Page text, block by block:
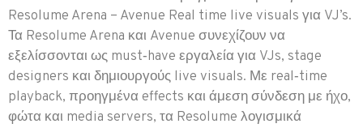
Resolume Arena – Avenue Real time live visuals για VJ’s.
Τα Resolume Arena και Avenue συνεχίζουν να
εξελίσσονται ως must‑have εργαλεία για VJs, stage
designers και δημιουργούς live visuals. Με real‑time
playback, προηγμένα effects και άμεση σύνδεση με ήχο,
φώτα και media servers, τα Resolume λογισμικά